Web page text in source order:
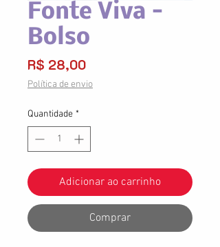
Fonte Viva -
Bolso
R$ 28,00Preço
Política de envio
Quantidade *
Adicionar ao carrinho
Comprar